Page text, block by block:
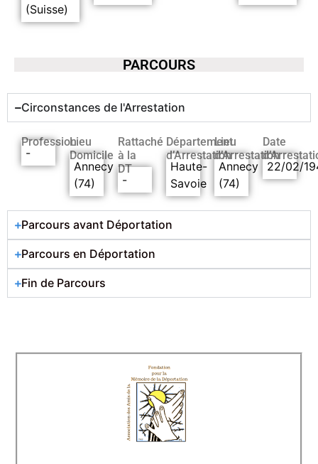
(Suisse)
PARCOURS
Circonstances de l'Arrestation
Profession
-
Lieu
Domicile
Annecy
(74)
Rattaché
à la
DT
-
Département
d’Arrestation
Haute-
Savoie
Lieu
d’Arrestation
Annecy
(74)
Date
22/02/
Parcours avant Déportation
Parcours en Déportation
Fin de Parcours